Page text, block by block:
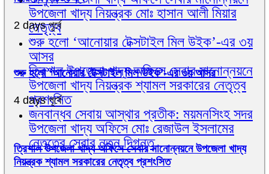
উপজেলা খাদ্য নিয়ন্ত্রক মোঃ হাসান আলী মিয়ার
নেতৃত্ব
শুরু হলো ‘আনোয়ার টেক্সটাইল মিল উইক’-এর ৩য়
আসর
ত্রিশাল উপজেলা খাদ্য অফিসে সেবার মানোন্নয়নে
উপজেলা খাদ্য নিয়ন্ত্রক শ্যামল সরকারের নেতৃত্ব
প্রশংসিত
জনবান্ধব সেবায় আস্থার প্রতীক: ময়মনসিংহ সদর
উপজেলা খাদ্য অফিসে মোঃ রেজাউল ইসলামের
নেতৃত্বে সেবার নতুন দিগন্ত
2 days পূর্বে
শুরু হলো ‘আনোয়ার টেক্সটাইল মিল উইক’-এর ৩য় আসর
4 days পূর্বে
ত্রিশাল উপজেলা খাদ্য অফিসে সেবার মানোন্নয়নে উপজেলা খাদ্য
নিয়ন্ত্রক শ্যামল সরকারের নেতৃত্ব প্রশংসিত